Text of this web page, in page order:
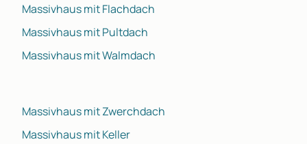
Massivhaus mit Flachdach
Massivhaus mit Pultdach
Massivhaus mit Walmdach
Massivhaus mit Zwerchdach
Massivhaus mit Keller